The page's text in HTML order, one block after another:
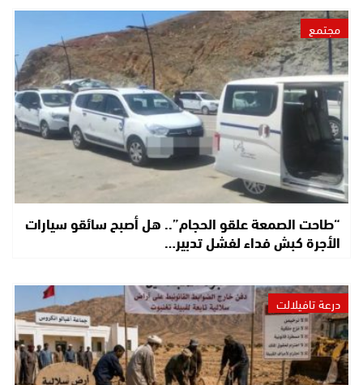
مجتمع
“طاحت الصمعة علقو الحجام”.. هل أصبح سائقو سيارات
الأجرة كبش فداء لفشل تدبير…
درعة تافيلالت